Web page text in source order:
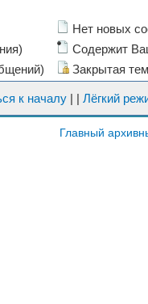
Нет новых
Содержит
Закрытая
к началу | | Лёгкий
Главный